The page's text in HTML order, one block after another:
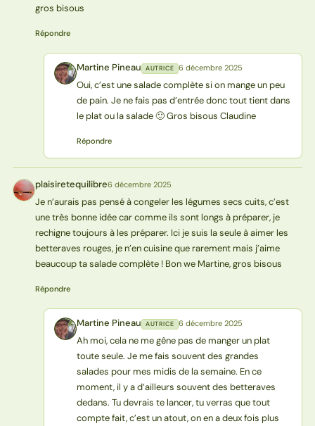
gros bisous
Répondre
MP Martine Pineau AUTRICE 6 décembre 2025
Oui, c’est une salade complète si on mange un peu
de pain. Je ne fais pas d’entrée donc tout tient dans
le plat ou la salade 🙂 Gros bisous Claudine
Répondre
P plaisiretequilibre6 décembre 2025
Je n’aurais pas pensé à congeler les légumes secs cuits, c’est
une très bonne idée car comme ils sont longs à préparer, je
rechigne toujours à les préparer. Ici je suis la seule à aimer les
betteraves rouges, je n’en cuisine que rarement mais j’aime
beaucoup ta salade complète ! Bon we Martine, gros bisous
Répondre
MP Martine Pineau AUTRICE 6 décembre 2025
Ah moi, cela ne me gêne pas de manger un plat
toute seule. Je me fais souvent des grandes
salades pour mes midis de la semaine. En ce
moment, il y a d’ailleurs souvent des betteraves
dedans. Tu devrais te lancer, tu verras que tout
compte fait, c’est un atout, on en a deux fois plus